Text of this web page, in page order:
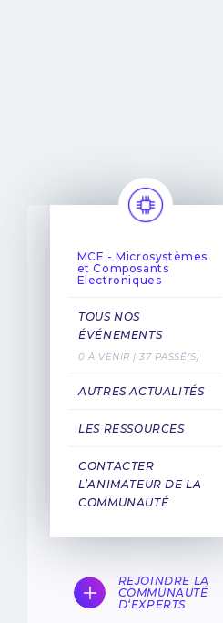
MCE - Microsystèmes
et Composants
Electroniques
TOUS NOS
ÉVÉNEMENTS
0 À VENIR | 37 PASSÉ(S)
AUTRES ACTUALITÉS
LES RESSOURCES
CONTACTER
L’ANIMATEUR DE LA
COMMUNAUTÉ
REJOINDRE LA
COMMUNAUTÉ
D‘EXPERTS